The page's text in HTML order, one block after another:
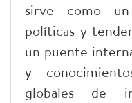
sirve como
políticas y
un puente
y
globales de